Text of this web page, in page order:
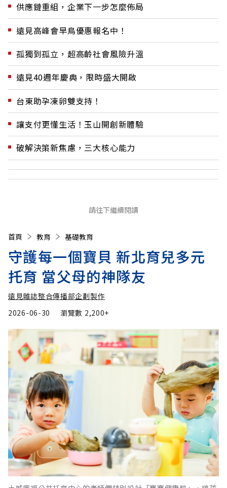
供應鏈重組，企業下一步怎麼佈局
遠見高峰會早鳥優惠報名中！
孤獨到孤立，超高齡社會風險升溫
遠見40週年慶典，限時盛大開啟
台東助孕凍卵雙支持！
讓支付更懂生活！玉山開創新體驗
破解決策新焦慮，三大核心能力
請往下繼續閱讀
首頁 教育 基礎教育
守護每一個寶貝 新北育兒多元
托育 當父母的神隊友
遠見雜誌整合傳播部企劃製作
2026-06-30
瀏覽數 2,200+